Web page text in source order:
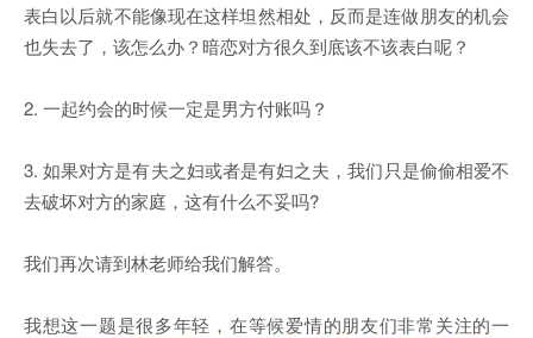
表白以后就不能像现在这样坦然相处，反而是连做朋友的机会
也失去了，该怎么办？暗恋对方很久到底该不该表白呢？
2. 一起约会的时候一定是男方付账吗？
3. 如果对方是有夫之妇或者是有妇之夫，我们只是偷偷相爱不
去破坏对方的家庭，这有什么不妥吗?
我们再次请到林老师给我们解答。
我想这一题是很多年轻，在等候爱情的朋友们非常关注的一